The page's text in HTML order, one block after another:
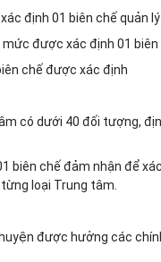
định 01 biên chế quản
được xác định 01 biên
chế được xác định
có dưới 40 đối tượng,
biên chế đảm nhận để
loại Trung tâm.
được hưởng các